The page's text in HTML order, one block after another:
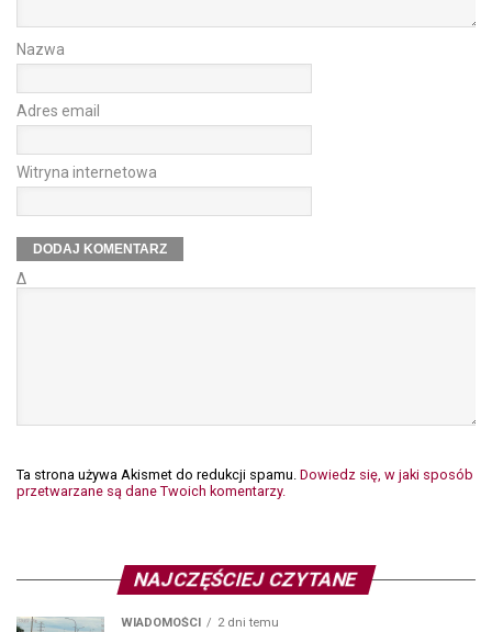
Nazwa
Adres email
Witryna internetowa
Δ
Ta strona używa Akismet do redukcji spamu. Dowiedz się, w jaki sposób
przetwarzane są dane Twoich komentarzy.
NAJCZĘŚCIEJ CZYTANE
WIADOMOŚCI 2 dni temu